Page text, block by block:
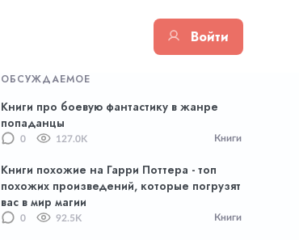
Войти
ОБСУЖДАЕМОЕ
Книги про боевую фантастику в жанре
попаданцы
0 127.0K Книги
Книги похожие на Гарри Поттера - топ
похожих произведений, которые погрузят
вас в мир магии
0 92.5K Книги